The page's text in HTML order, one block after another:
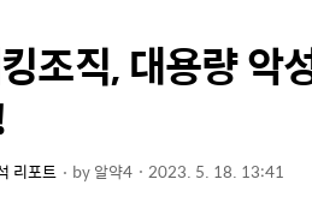
조직, 대용량 악
리포트 by알약4 2023. 5. 18. 13:41